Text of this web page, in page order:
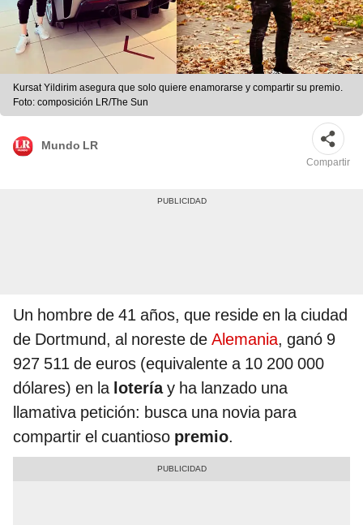
Kursat Yildirim asegura que solo quiere enamorarse y compartir su premio.
Foto: composición LR/The Sun
Mundo LR
Compartir
Un hombre de 41 años, que reside en la ciudad
de Dortmund, al noreste de Alemania, ganó 9
927 511 de euros (equivalente a 10 200 000
dólares) en la loteríay ha lanzado una
llamativa petición: busca una novia para
compartir el cuantioso premio.